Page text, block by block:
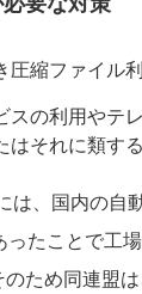
圧縮ファイル
スの利用やテ
はそれに類す
は、国内の自
ったことで工
ため同連盟